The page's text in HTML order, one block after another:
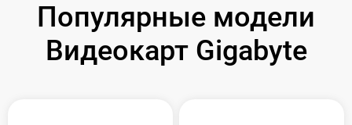
Популярные модели
Видеокарт Gigabyte